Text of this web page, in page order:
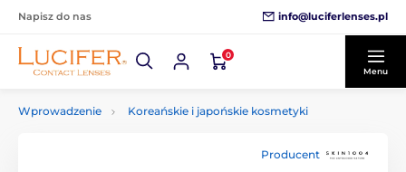
Napisz do nas info@luciferlenses.pl
0
Menu
Wprowadzenie Koreańskie i japońskie kosmetyki
Producent